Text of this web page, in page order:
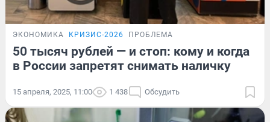
ЭКОНОМИКА КРИЗИС-2026 ПРОБЛЕМА
50 тысяч рублей — и стоп: кому и когда
в России запретят снимать наличку
15 апреля, 2025, 11:00 1 438 Обсудить